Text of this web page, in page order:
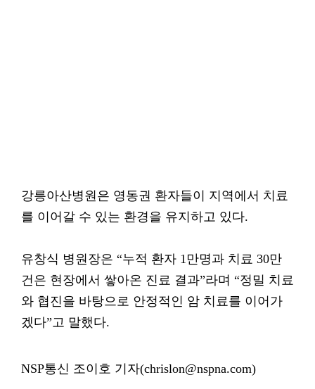
강릉아산병원은 영동권 환자들이 지역에서 치료
를 이어갈 수 있는 환경을 유지하고 있다.
유창식 병원장은 “누적 환자 1만명과 치료 30만
건은 현장에서 쌓아온 진료 결과”라며 “정밀 치료
와 협진을 바탕으로 안정적인 암 치료를 이어가
겠다”고 말했다.
NSP통신 조이호 기자(chrislon@nspna.com)